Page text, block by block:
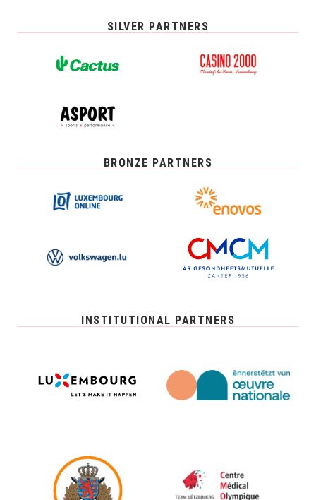
SILVER PARTNERS
BRONZE PARTNERS
INSTITUTIONAL PARTNERS